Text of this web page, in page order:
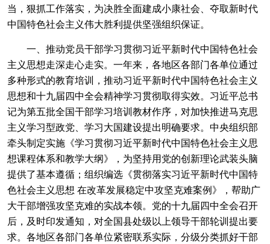
当，狠抓工作落实，为决胜全面建成小康社会、夺取新时代
中国特色社会主义伟大胜利提供坚强组织保证。
一、推动党员干部学习贯彻习近平新时代中国特色社会
主义思想走深走心走实。一年来，各地区各部门各单位通过
多种形式的教育培训，推动习近平新时代中国特色社会主义
思想和十九届四中全会精神学习贯彻取得实效。习近平总书
记为第五批全国干部学习培训教材作序，对加快推进马克思
主义学习型政党、学习大国建设提出明确要求。中央组织部
牵头制定实施《学习贯彻习近平新时代中国特色社会主义思
想课程体系和教学大纲》，为坚持用党的创新理论武装头脑
提供了基本遵循；组织编选《贯彻落实习近平新时代中国特
色社会主义思想 在改革发展稳定中攻坚克难案例》，帮助广
大干部增强攻坚克难的实战本领。党的十九届四中全会召开
后，及时印发通知，对全国县处级以上领导干部轮训提出要
求。各地区各部门各单位紧密联系实际，分级分类抓好干部